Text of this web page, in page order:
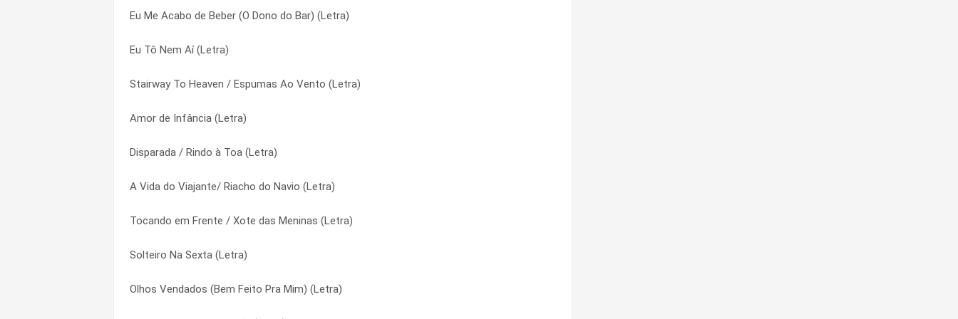
Eu Me Acabo de Beber (O Dono do Bar) (Letra)
Eu Tô Nem Aí (Letra)
Stairway To Heaven / Espumas Ao Vento (Letra)
Amor de Infância (Letra)
Disparada / Rindo à Toa (Letra)
A Vida do Viajante/ Riacho do Navio (Letra)
Tocando em Frente / Xote das Meninas (Letra)
Solteiro Na Sexta (Letra)
Olhos Vendados (Bem Feito Pra Mim) (Letra)
Vai Ficar Querendo (Letra)
A Vida do Viajante/ Riacho do Navio (Letra)
Tocando em Frente / Xote das Meninas (Letra)
Hora do Adeus / Coração (Letra)
Esperando Na Janela (Letra)
Disparada / Rindo à Toa (Letra)
Solteiro Na Sexta (Letra)
Stairway To Heaven / Espumas Ao Vento (Letra)
Gostoso Demais / Ai Que Saudade D’ocê (Letra)
Por Quê (Letra)
Por Um Fim De Semana (Letra)
Solteiro Na Sexta (Letra)
Stairway To Heaven / Espumas Ao Vento (Letra)
Tocando em Frente / Xote das Meninas (Letra)
Um Dia Eu Acerto (Paixão Certa) (Letra)
Um Ponto Final (Letra)
Vai Ficar Querendo (Letra)
Valeu (Letra)